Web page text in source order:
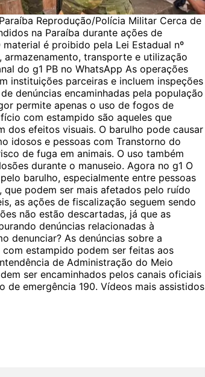
Reprodução/Polícia Militar Cerca de
na Paraíba durante ações de
é proibido pela Lei Estadual nº
transporte e utilização
do g1 PB no WhatsApp As operações
instituições parceiras e incluem inspeções
denúncias encaminhadas pela população
permite apenas o uso de fogos de
com estampido são aqueles que
dos efeitos visuais. O barulho pode causar
idosos e pessoas com Transtorno do
de fuga em animais. O uso também
durante o manuseio. Agora no g1 O
barulho, especialmente entre pessoas
podem ser mais afetados pelo ruído
as ações de fiscalização seguem sendo
não estão descartadas, já que as
denúncias relacionadas à
denunciar? As denúncias sobre a
estampido podem ser feitas aos
de Administração do Meio
ser encaminhados pelos canais oficiais
emergência 190. Vídeos mais assistidos